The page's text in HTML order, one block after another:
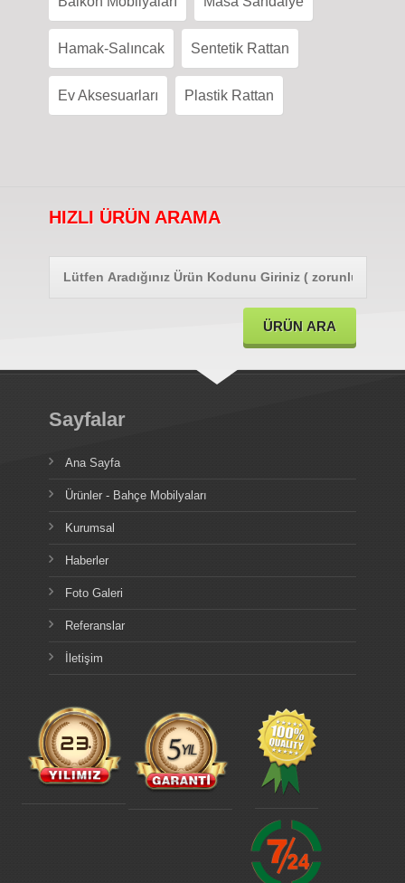
Hamak-Salıncak Sentetik Rattan
Ev Aksesuarları Plastik Rattan
HIZLI ÜRÜN ARAMA
Sayfalar
Ana Sayfa
Ürünler - Bahçe Mobilyaları
Kurumsal
Haberler
Foto Galeri
Referanslar
İletişim